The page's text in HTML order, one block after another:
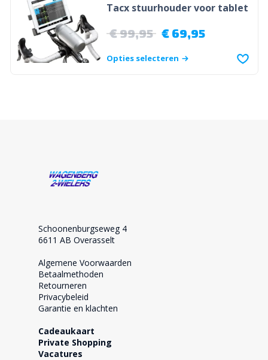
Tacx stuurhouder voor tablet
€99,95 €69,95
Opties selecteren
Schoonenburgseweg 4
6611 AB Overasselt
Algemene Voorwaarden
Betaalmethoden
Retourneren
Privacybeleid
Garantie en klachten
Cadeaukaart
Private Shopping
Vacatures